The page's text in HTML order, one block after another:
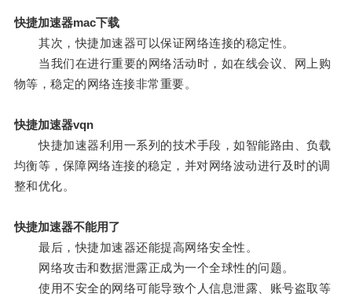
快捷加速器mac下载
其次，快捷加速器可以保证网络连接的稳定性。
当我们在进行重要的网络活动时，如在线会议、网上购
物等，稳定的网络连接非常重要。
快捷加速器vqn
快捷加速器利用一系列的技术手段，如智能路由、负载
均衡等，保障网络连接的稳定，并对网络波动进行及时的调
整和优化。
快捷加速器不能用了
最后，快捷加速器还能提高网络安全性。
网络攻击和数据泄露正成为一个全球性的问题。
使用不安全的网络可能导致个人信息泄露、账号盗取等